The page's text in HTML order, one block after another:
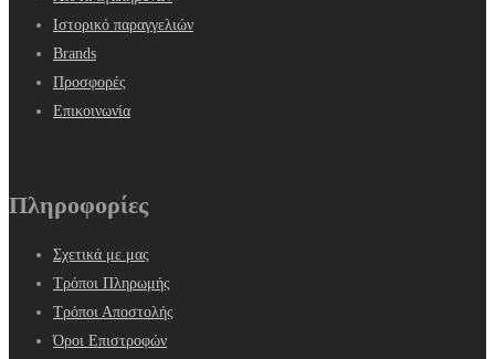
Ιστορικό παραγγελιών
Brands
Προσφορές
Επικοινωνία
Πληροφορίες
Σχετικά με μας
Τρόποι Πληρωμής
Τρόποι Αποστολής
Όροι Επιστροφών